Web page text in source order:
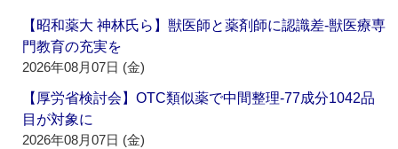
【昭和薬大 神林氏ら】獣医師と薬剤師に認識差‐獣医療専
門教育の充実を
2026年08月07日 (金)
【厚労省検討会】OTC類似薬で中間整理‐77成分1042品
目が対象に
2026年08月07日 (金)